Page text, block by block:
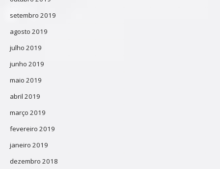
setembro 2019
agosto 2019
julho 2019
junho 2019
maio 2019
abril 2019
março 2019
fevereiro 2019
janeiro 2019
dezembro 2018